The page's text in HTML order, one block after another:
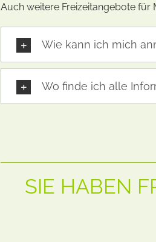
Auch weitere Freizeitangebote für
Wie kann ich mich
Wo finde ich alle
SIE HABEN